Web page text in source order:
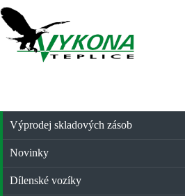
Skip
to
content
Výprodej skladových zásob
Novinky
Dílenské vozíky